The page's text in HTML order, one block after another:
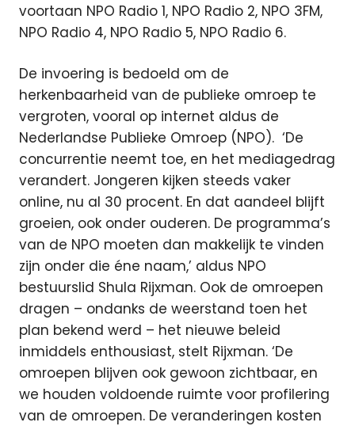
voortaan NPO Radio 1, NPO Radio 2, NPO 3FM,
NPO Radio 4, NPO Radio 5, NPO Radio 6.
De invoering is bedoeld om de
herkenbaarheid van de publieke omroep te
vergroten, vooral op internet aldus de
Nederlandse Publieke Omroep (NPO). ‘De
concurrentie neemt toe, en het mediagedrag
verandert. Jongeren kijken steeds vaker
online, nu al 30 procent. En dat aandeel blijft
groeien, ook onder ouderen. De programma’s
van de NPO moeten dan makkelijk te vinden
zijn onder die éne naam,’ aldus NPO
bestuurslid Shula Rijxman. Ook de omroepen
dragen – ondanks de weerstand toen het
plan bekend werd – het nieuwe beleid
inmiddels enthousiast, stelt Rijxman. ‘De
omroepen blijven ook gewoon zichtbaar, en
we houden voldoende ruimte voor profilering
van de omroepen. De veranderingen kosten